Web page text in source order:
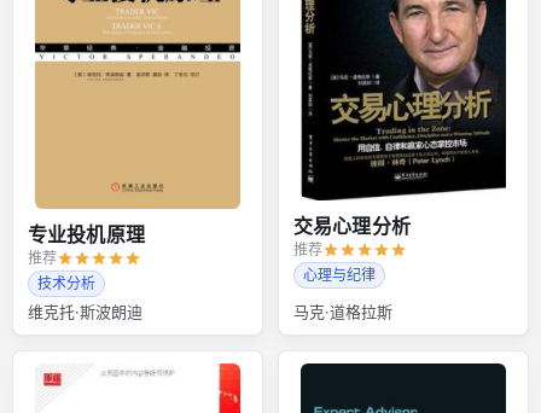
专业投机原理
推荐
技术分析
维克托·斯波朗迪
交易心理分析
推荐
心理与纪律
马克·道格拉斯